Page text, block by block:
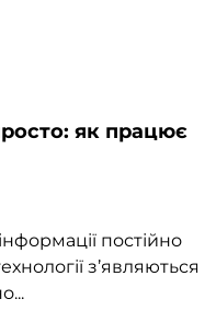
як працює
постійно
з’являються